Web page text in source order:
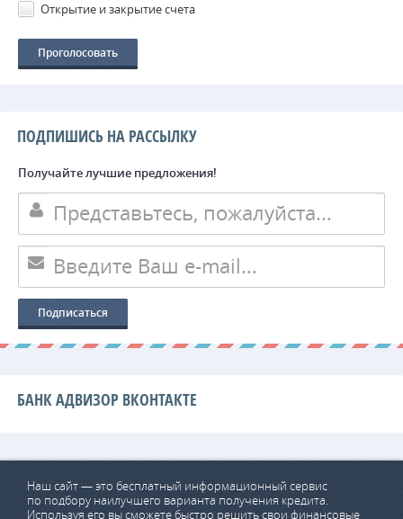
Открытие и закрытие счета
ПОДПИШИСЬ НА РАССЫЛКУ
Получайте лучшие предложения!
БАНК АДВИЗОР ВКОНТАКТЕ
Наш сайт — это бесплатный информационный сервис
по подбору наилучшего варианта получения кредита.
Используя его вы сможете быстро решить свои финансовые